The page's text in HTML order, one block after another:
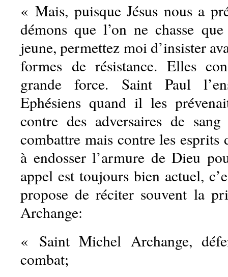
« Mais, puisque Jésus nous a
démons que l’on ne chasse
jeune, permettez moi d’insister
formes de résistance. Elles
grande force. Saint Paul
Ephésiens quand il les
contre des adversaires de
combattre mais contre les
à endosser l’armure de Dieu
appel est toujours bien actuel,
propose de réciter souvent la
Archange:
« Saint Michel Archange,
combat;